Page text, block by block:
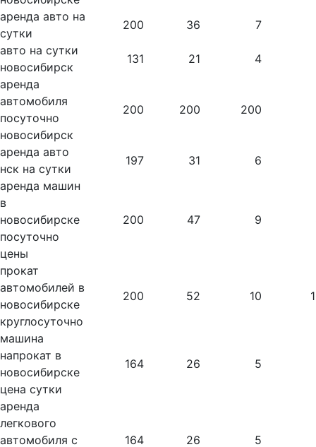
аренда авто на
сутки
200 36 7
авто на сутки
новосибирск
131 21 4
аренда
автомобиля
посуточно
новосибирск
200 200 200
аренда авто
нск на сутки
197 31
6
аренда машин
в
новосибирске
посуточно
цены
200 47 9
прокат
автомобилей в
новосибирске
круглосуточно
200 52 10
машина
напрокат в
новосибирске
цена сутки
164 26 5
аренда
легкового
автомобиля с
164 26 5